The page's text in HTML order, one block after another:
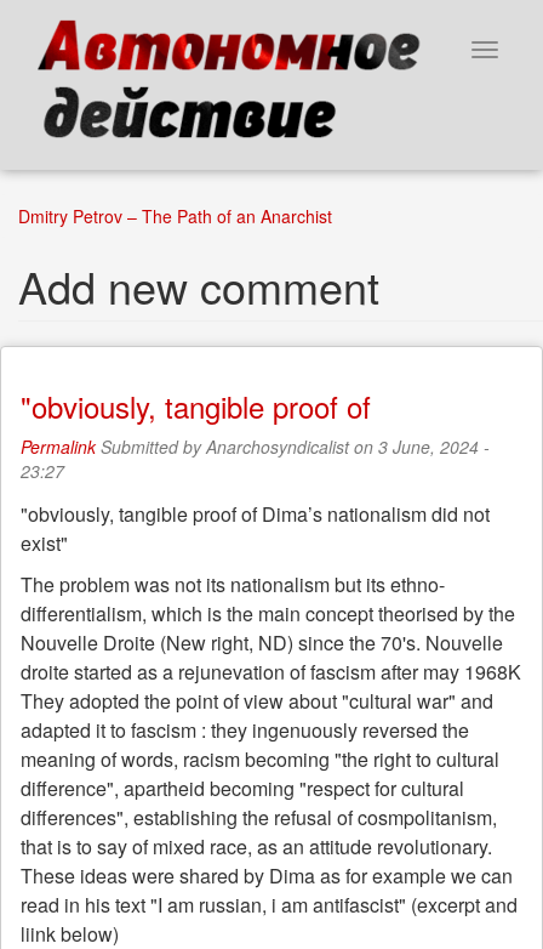
content
Toggle
Dmitry Petrov – The Path of an Anarchist
Add new comment
"obviously, tangible proof of
PermalinkSubmitted byAnarchosyndicaliston 3 June, 2024 -
23:27
"obviously, tangible proof of Dima’s nationalism did not
exist"
The problem was not its nationalism but its ethno-
differentialism, which is the main concept theorised by the
Nouvelle Droite (New right, ND) since the 70's. Nouvelle
droite started as a rejunevation of fascism after may 1968K
They adopted the point of view about "cultural war" and
adapted it to fascism : they ingenuously reversed the
meaning of words, racism becoming "the right to cultural
difference", apartheid becoming "respect for cultural
differences", establishing the refusal of cosmpolitanism,
that is to say of mixed race, as an attitude revolutionary.
These ideas were shared by Dima as for example we can
read in his text "I am russian, i am antifascist" (excerpt and
liink below)